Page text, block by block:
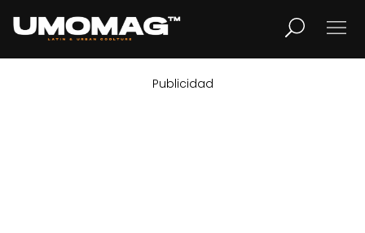
LIFESTYLE
Publicidad